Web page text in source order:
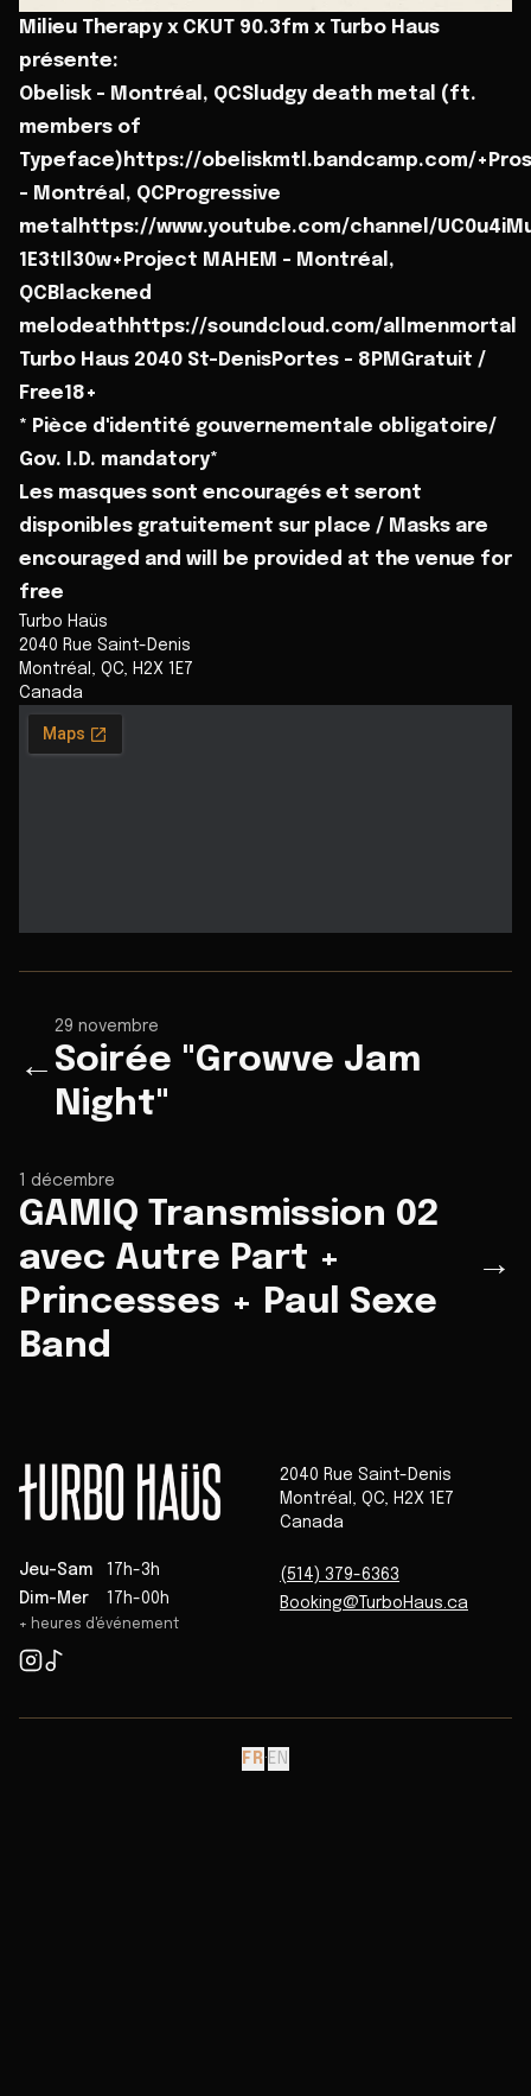
Milieu Therapy x CKUT 90.3fm x Turbo Haus
présente:
Obelisk - Montréal, QCSludgy death metal (ft.
members of
Typeface)https://obeliskmtl.bandcamp.com/
- Montréal, QCProgressive
metalhttps://www.youtube.com/channel/
1E3tIl30w+Project MAHEM - Montréal,
QCBlackened
melodeathhttps://soundcloud.com/allmenmortal
Turbo Haus 2040 St-DenisPortes - 8PMGratuit /
Free18+
* Pièce d'identité gouvernementale obligatoire/
Gov. I.D. mandatory*
Les masques sont encouragés et seront
disponibles gratuitement sur place / Masks are
encouraged and will be provided at the venue for
free
Turbo Haüs
2040 Rue Saint-Denis
Montréal , QC, H2X 1E7
Canada
←
29 novembre
Soirée "Growve Jam
Night"
1 décembre
GAMIQ Transmission 02
avec Autre Part +
Princesses + Paul Sexe
Band
→
Jeu-Sam
17h-3h
Dim-Mer
17h-00h
+ heures d'événement
2040 Rue Saint-Denis
Montréal , QC, H2X 1E7
Canada
(514) 379-6363
Booking@TurboHaus.ca
FR· EN